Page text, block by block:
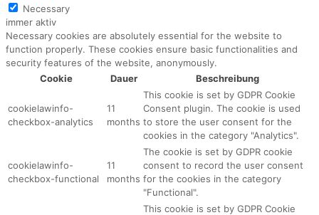
Necessary
immer aktiv
Necessary cookies are absolutely essential for the website to
function properly. These cookies ensure basic functionalities and
security features of the website, anonymously.
Cookie
Dauer Beschreibung
cookielawinfo-
checkbox-analytics
11
months
This cookie is set by GDPR Cookie
Consent plugin. The cookie is used
to store the user consent for the
cookies in the category "Analytics".
cookielawinfo-
checkbox-functional
11
months
The cookie is set by GDPR cookie
consent to record the user consent
for the cookies in the category
"Functional".
This cookie is set by GDPR Cookie